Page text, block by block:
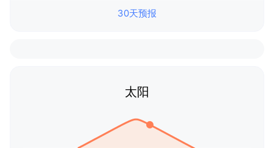
30天预报
太阳